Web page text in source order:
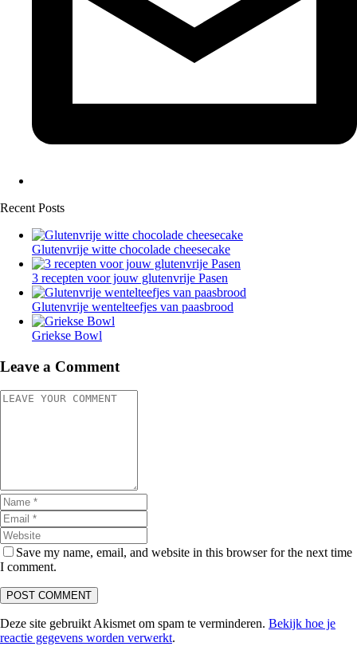
Recent Posts
Glutenvrije witte chocolade cheesecake
3 recepten voor jouw glutenvrije Pasen
Glutenvrije wentelteefjes van paasbrood
Griekse Bowl
Leave a Comment
Save my name, email, and website in this browser for the next time
I comment.
Deze site gebruikt Akismet om spam te verminderen. Bekijk hoe je
reactie gegevens worden verwerkt.